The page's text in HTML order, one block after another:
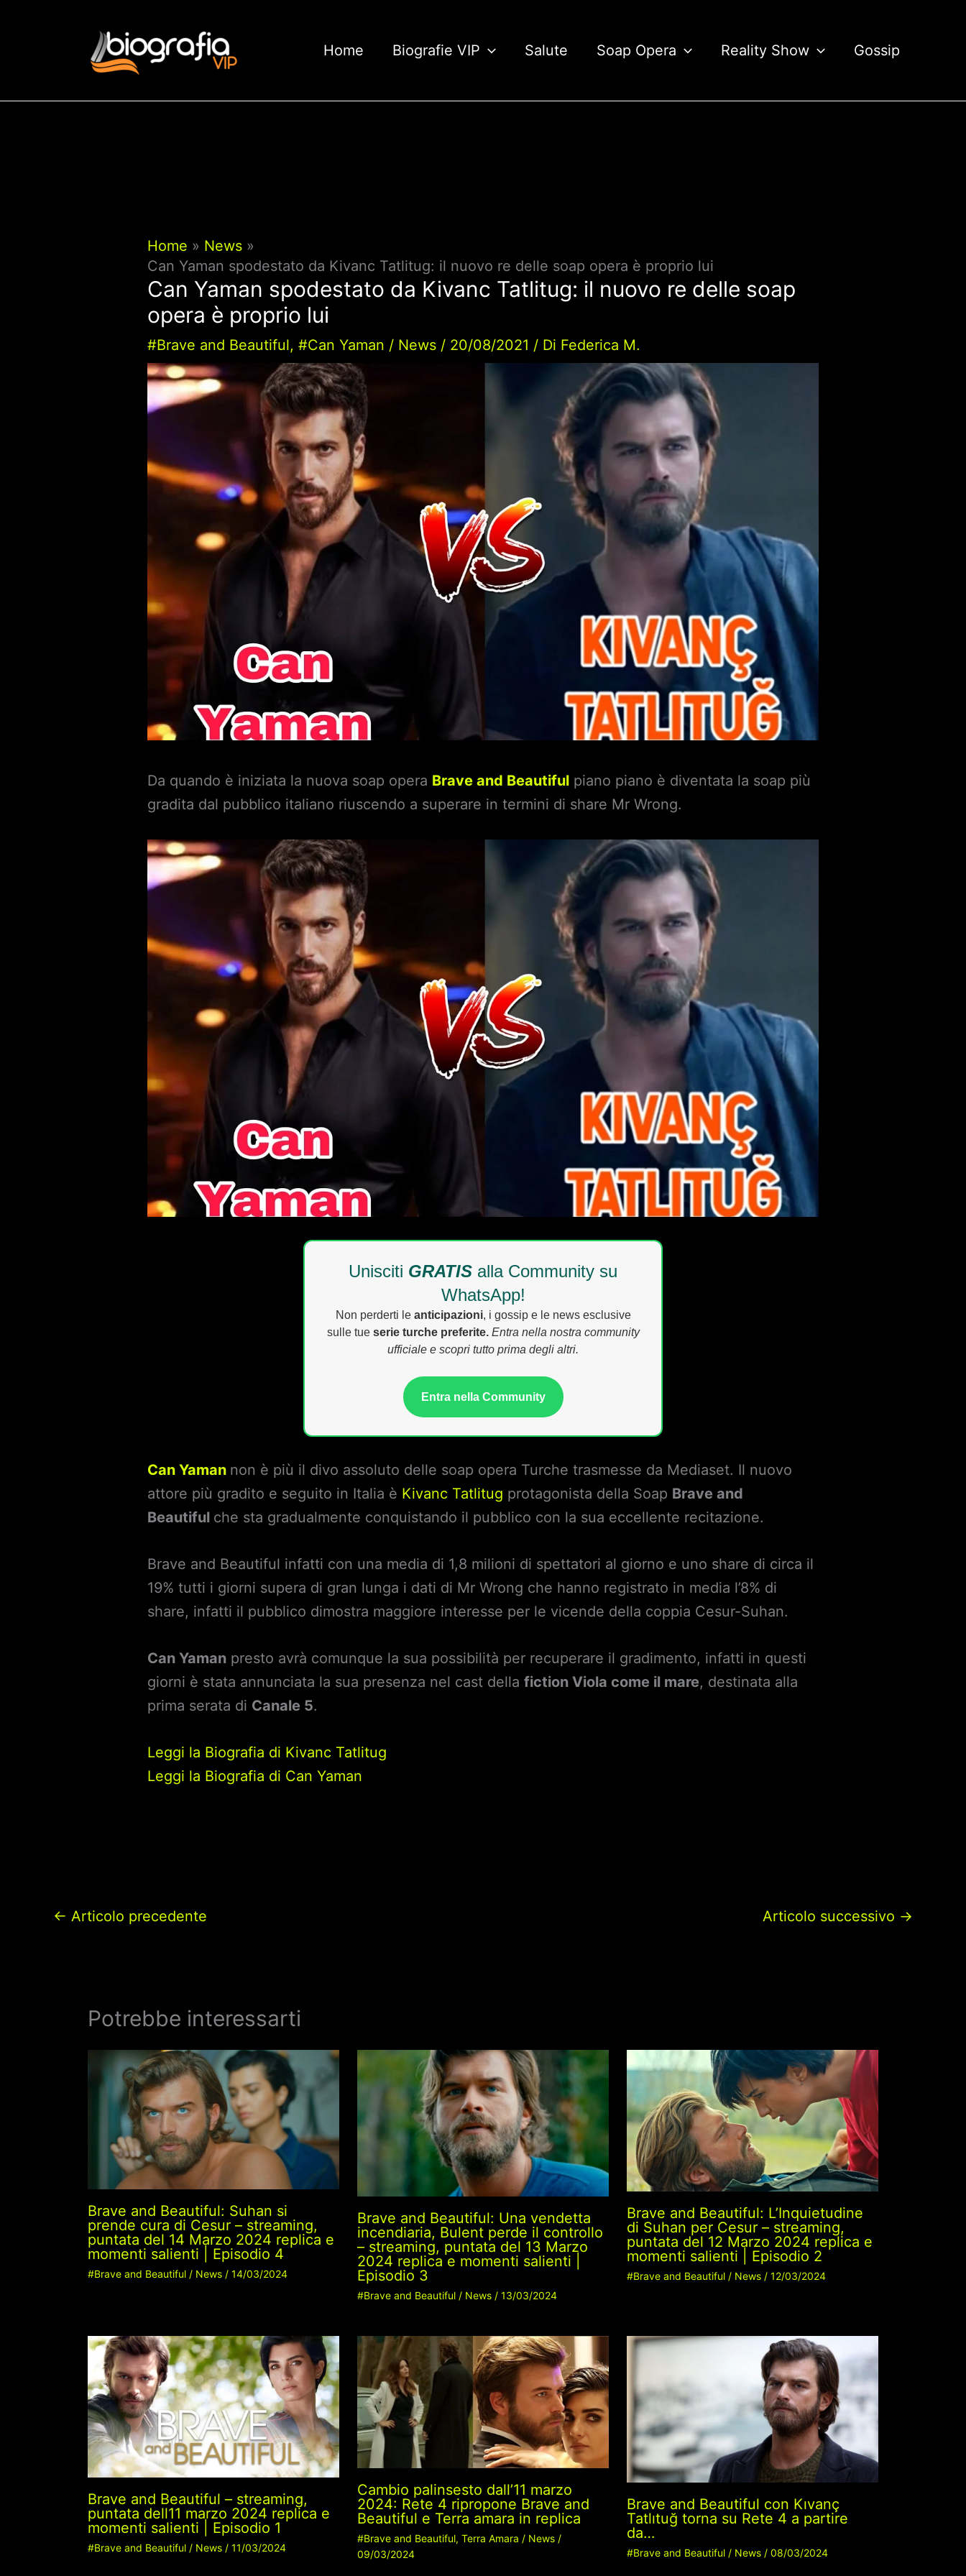
Home Biografie VIP Salute Soap Opera Reality Show Gossip
Home
News
Can Yaman spodestato da Kivanc Tatlitug: il nuovo re delle soap opera è proprio lui
Can Yaman spodestato da Kivanc Tatlitug: il nuovo re delle soap
opera è proprio lui
#Brave and Beautiful,#Can Yaman / News / 20/08/2021 / Di Federica M.
Da quando è iniziata la nuova soap opera Brave and Beautiful piano piano è diventata la soap più
gradita dal pubblico italiano riuscendo a superare in termini di share Mr Wrong.
Unisciti GRATIS alla Community su
WhatsApp!
Non perderti le anticipazioni, i gossip e le news esclusive
sulle tue serie turche preferite. Entra nella nostra community
ufficiale e scopri tutto prima degli altri.
Entra nella Community
Can Yaman non è più il divo assoluto delle soap opera Turche trasmesse da Mediaset. Il nuovo
attore più gradito e seguito in Italia è Kivanc Tatlitug protagonista della Soap Brave and
Beautiful che sta gradualmente conquistando il pubblico con la sua eccellente recitazione.
Brave and Beautiful infatti con una media di 1,8 milioni di spettatori al giorno e uno share di circa il
19% tutti i giorni supera di gran lunga i dati di Mr Wrong che hanno registrato in media l’8% di
share, infatti il pubblico dimostra maggiore interesse per le vicende della coppia Cesur-Suhan.
Can Yaman presto avrà comunque la sua possibilità per recuperare il gradimento, infatti in questi
giorni è stata annunciata la sua presenza nel cast dellafiction Viola come il mare, destinata alla
prima serata di Canale 5.
Leggi la Biografia di Kivanc Tatlitug
Leggi la Biografia di Can Yaman
← Articolo precedente Articolo successivo →
Potrebbe interessarti
Brave and Beautiful: Suhan si
prende cura di Cesur – streaming,
puntata del 14 Marzo 2024 replica e
momenti salienti | Episodio 4
#Brave and Beautiful / News / 14/03/2024
Brave and Beautiful: Una vendetta
incendiaria, Bulent perde il controllo
– streaming, puntata del 13 Marzo
2024 replica e momenti salienti |
Episodio 3
#Brave and Beautiful / News / 13/03/2024
Brave and Beautiful: L’Inquietudine
di Suhan per Cesur – streaming,
puntata del 12 Marzo 2024 replica e
momenti salienti | Episodio 2
#Brave and Beautiful / News / 12/03/2024
Brave and Beautiful – streaming,
puntata dell11 marzo 2024 replica e
momenti salienti | Episodio 1
#Brave and Beautiful / News / 11/03/2024
Cambio palinsesto dall’11 marzo
2024: Rete 4 ripropone Brave and
Beautiful e Terra amara in replica
#Brave and Beautiful, Terra Amara / News /
09/03/2024
Brave and Beautiful con Kıvanç
Tatlıtuğ torna su Rete 4 a partire
da…
#Brave and Beautiful / News / 08/03/2024